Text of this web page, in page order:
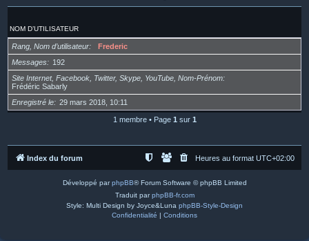
NOM D’UTILISATEUR
Rang, Nom d’utilisateur
Frederic
Messages
192
Site Internet, Facebook, Twitter, Skype, YouTube, Nom-Prénom
Frédéric Sabarly
Enregistré le
29 mars 2018, 10:11
1 membre • Page 1 sur 1
Index du forum Heures au format UTC+02:00
Développé parphpBB® Forum Software © phpBB Limited
Traduit parphpBB-fr.com
Style: Multi Design by Joyce&Luna phpBB-Style-Design
Confidentialité | Conditions